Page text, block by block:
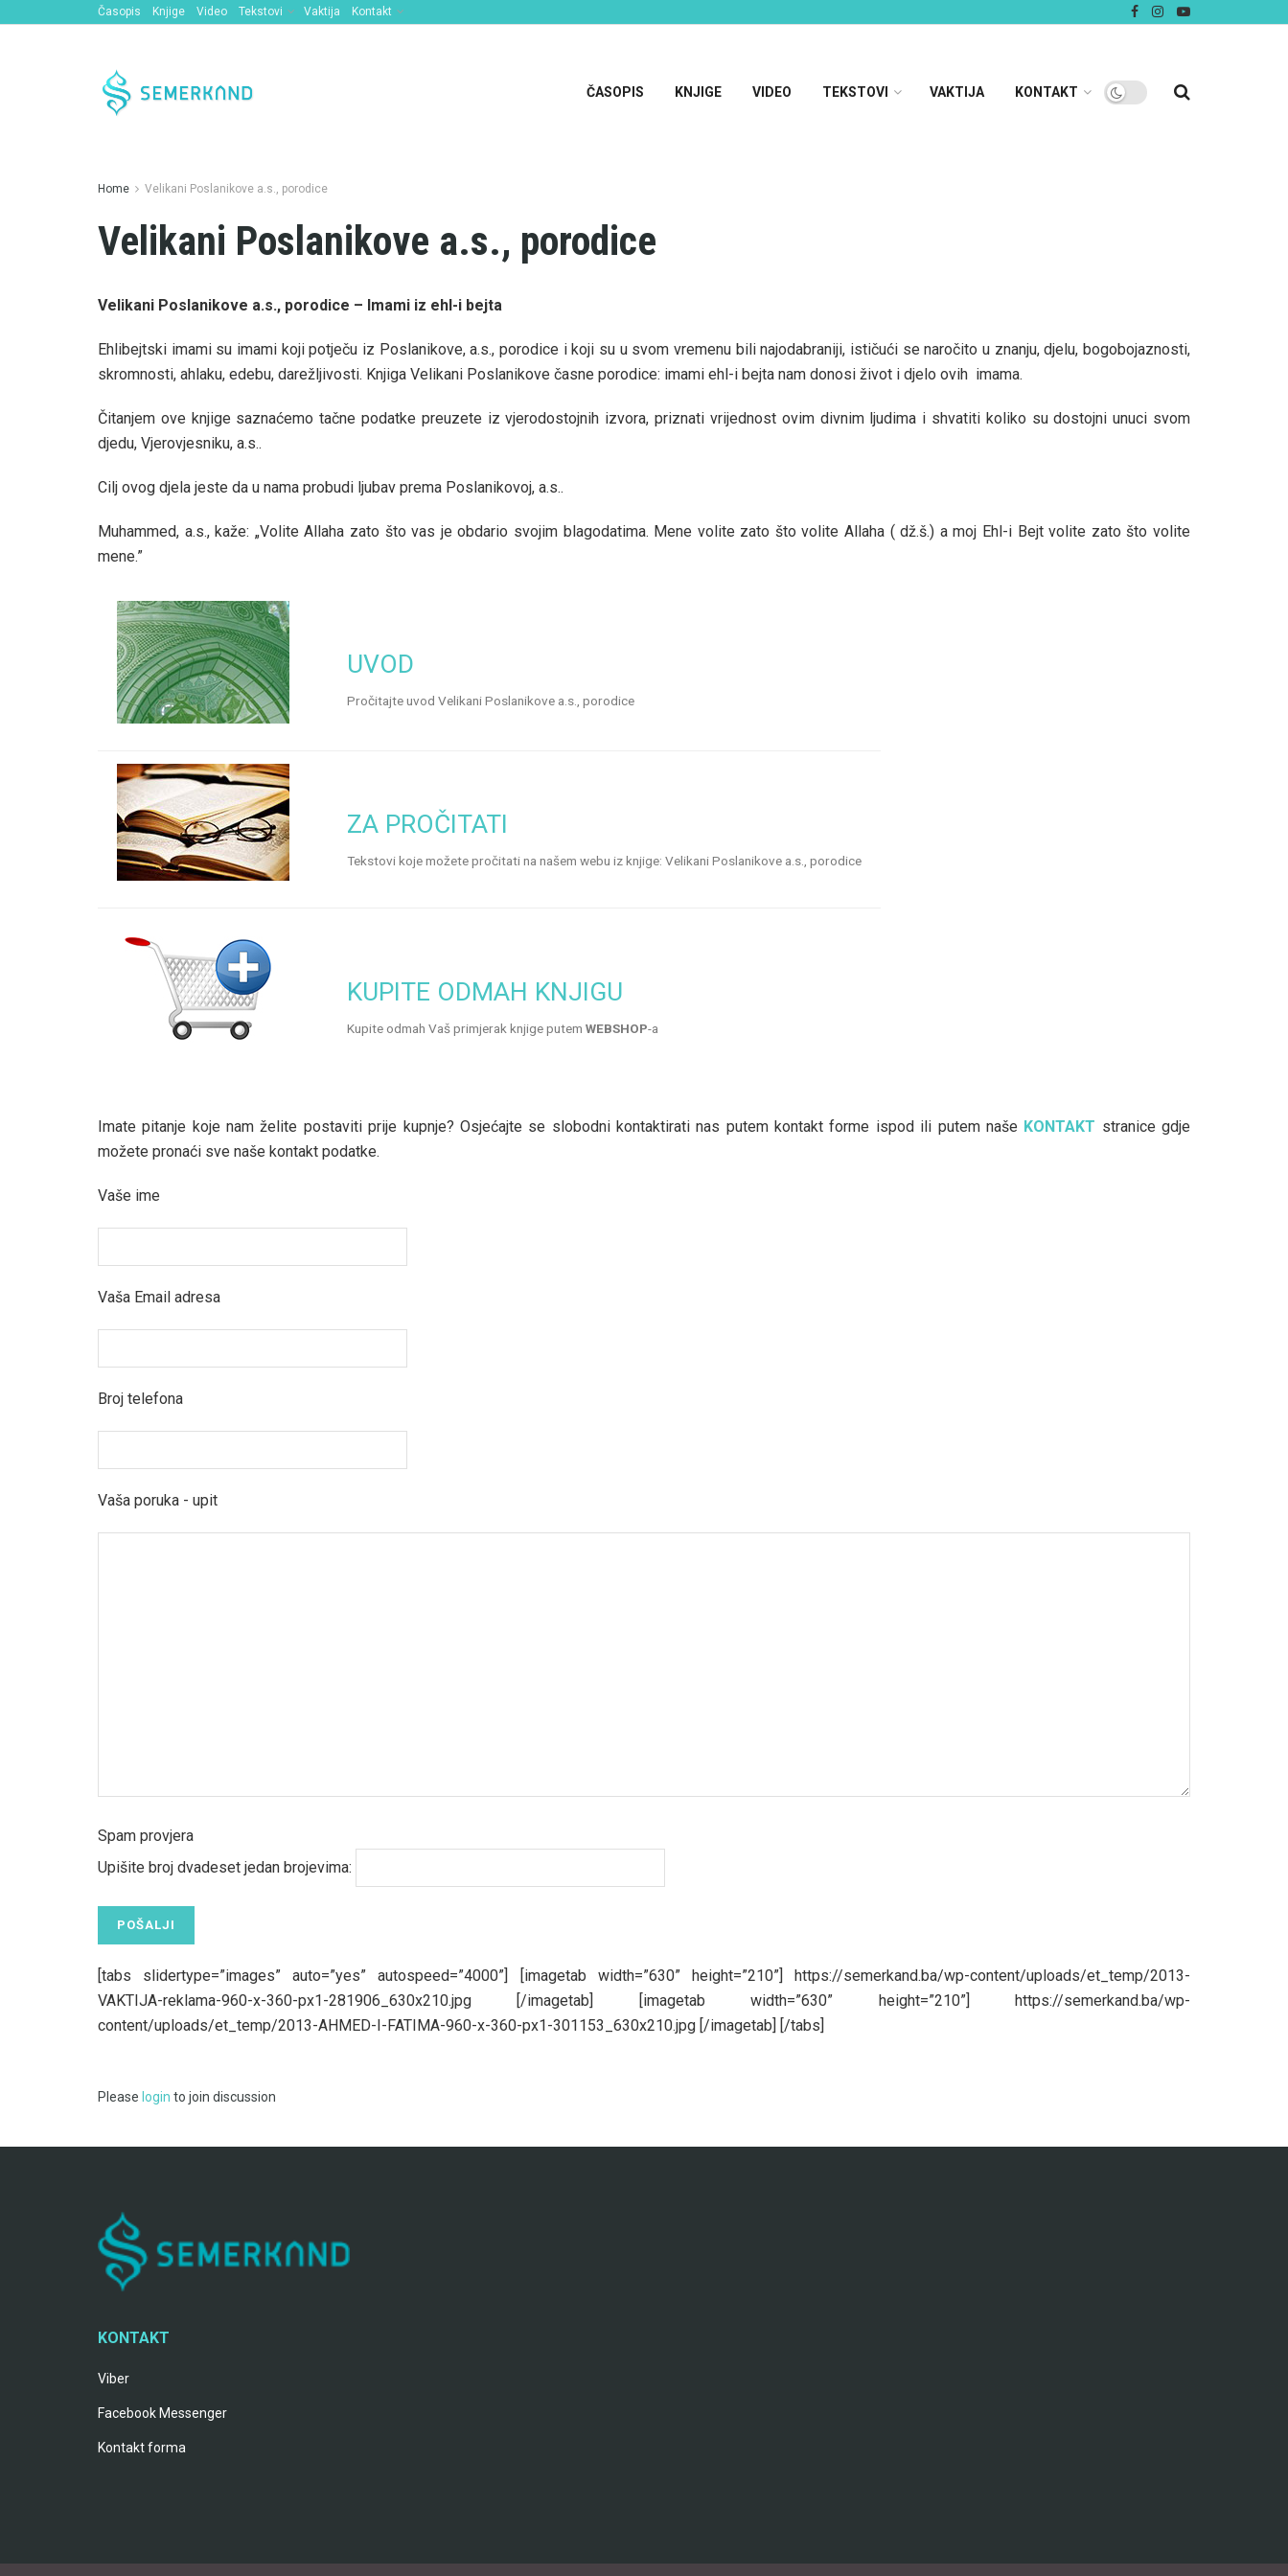
Časopis Knjige Video Tekstovi Vaktija Kontakt
ČASOPIS KNJIGE VIDEO TEKSTOVI VAKTIJA KONTAKT
Home Velikani Poslanikove a.s., porodice
Velikani Poslanikove a.s., porodice
Velikani Poslanikove a.s., porodice – Imami iz ehl-i bejta
Ehlibejtski imami su imami koji potječu iz Poslanikove, a.s., porodice i koji su u svom vremenu bili najodabraniji, ističući se naročito u znanju, djelu, bogobojaznosti,
skromnosti, ahlaku, edebu, darežljivosti. Knjiga Velikani Poslanikove časne porodice: imami ehl-i bejta nam donosi život i djelo ovih imama.
Čitanjem ove knjige saznaćemo tačne podatke preuzete iz vjerodostojnih izvora, priznati vrijednost ovim divnim ljudima i shvatiti koliko su dostojni unuci svom
djedu, Vjerovjesniku, a.s..
Cilj ovog djela jeste da u nama probudi ljubav prema Poslanikovoj, a.s..
Muhammed, a.s., kaže: „Volite Allaha zato što vas je obdario svojim blagodatima. Mene volite zato što volite Allaha ( dž.š.) a moj Ehl-i Bejt volite zato što volite
mene.”
UVOD
Pročitajte uvod Velikani Poslanikove a.s., porodice
ZA PROČITATI
Tekstovi koje možete pročitati na našem webu iz knjige: Velikani Poslanikove a.s., porodice
KUPITE ODMAH KNJIGU
Kupite odmah Vaš primjerak knjige putem WEBSHOP-a
Imate pitanje koje nam želite postaviti prije kupnje? Osjećajte se slobodni kontaktirati nas putem kontakt forme ispod ili putem naše KONTAKT stranice gdje
možete pronaći sve naše kontakt podatke.
Vaše ime
Vaša Email adresa
Broj telefona
Vaša poruka - upit
Spam provjera
Upišite broj dvadeset jedan brojevima:
[tabs slidertype=”images” auto=”yes” autospeed=”4000”] [imagetab width=”630” height=”210”] https://semerkand.ba/wp-content/uploads/et_temp/2013-
VAKTIJA-reklama-960-x-360-px1-281906_630x210.jpg [/imagetab] [imagetab width=”630” height=”210”] https://semerkand.ba/wp-
content/uploads/et_temp/2013-AHMED-I-FATIMA-960-x-360-px1-301153_630x210.jpg [/imagetab] [/tabs]
Please login to join discussion
KONTAKT
Viber
Facebook Messenger
Kontakt forma